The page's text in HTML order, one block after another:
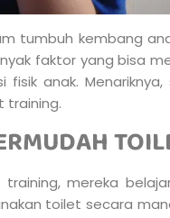
tumbuh kembang
faktor yang bisa
fisik anak.
training.
mereka
toilet secara